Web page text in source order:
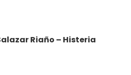
Riaño – Histeria